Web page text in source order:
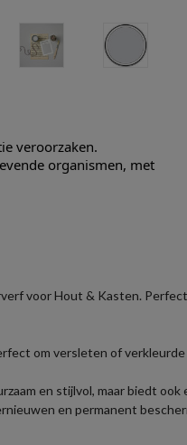
veroorzaken.
organismen, met
voor Hout & Kasten.
om versleten of
en stijlvol, maar biedt
en permanent